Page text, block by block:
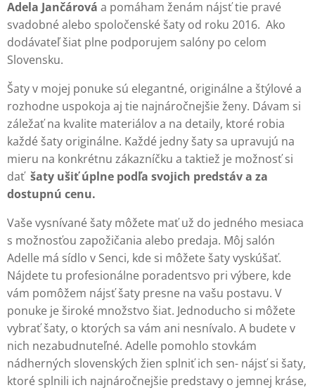
Adela Jančárová a pomáham ženám nájsť tie pravé
svadobné alebo spoločenské šaty od roku 2016. Ako
dodávateľ šiat plne podporujem salóny po celom
Slovensku.
Šaty v mojej ponuke sú elegantné, originálne a štýlové a
rozhodne uspokoja aj tie najnáročnejšie ženy. Dávam si
záležať na kvalite materiálov a na detaily, ktoré robia
každé šaty originálne. Každé jedny šaty sa upravujú na
mieru na konkrétnu zákazníčku a taktiež je možnosť si
dať šaty ušiť úplne podľa svojich predstáv a za
dostupnú cenu.
Vaše vysnívané šaty môžete mať už do jedného mesiaca
s možnosťou zapožičania alebo predaja. Môj salón
Adelle má sídlo v Senci, kde si môžete šaty vyskúšať.
Nájdete tu profesionálne poradentsvo pri výbere, kde
vám pomôžem nájsť šaty presne na vašu postavu. V
ponuke je široké množstvo šiat. Jednoducho si môžete
vybrať šaty, o ktorých sa vám ani nesnívalo. A budete v
nich nezabudnuteľné. Adelle pomohlo stovkám
nádherných slovenských žien splniť ich sen- nájsť si šaty,
ktoré splnili ich najnáročnejšie predstavy o jemnej kráse,